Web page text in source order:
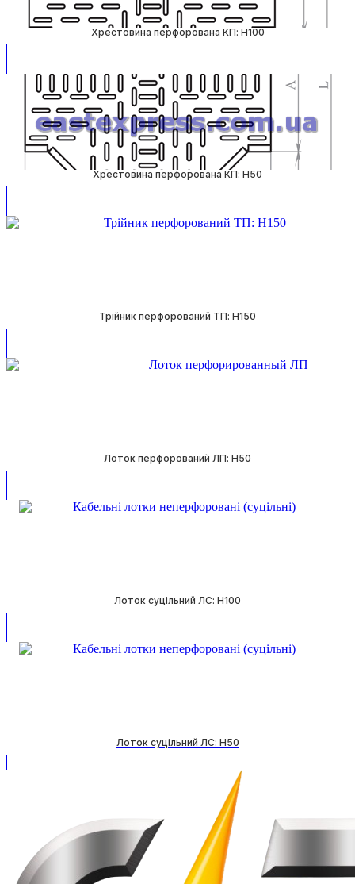
Хрестовина перфорована КП: H100
Хрестовина перфорована КП: H50
Трійник перфорований ТП: H150
Лоток перфорований ЛП: H50
Лоток суцільний ЛС: H100
Лоток суцільний ЛС: H50